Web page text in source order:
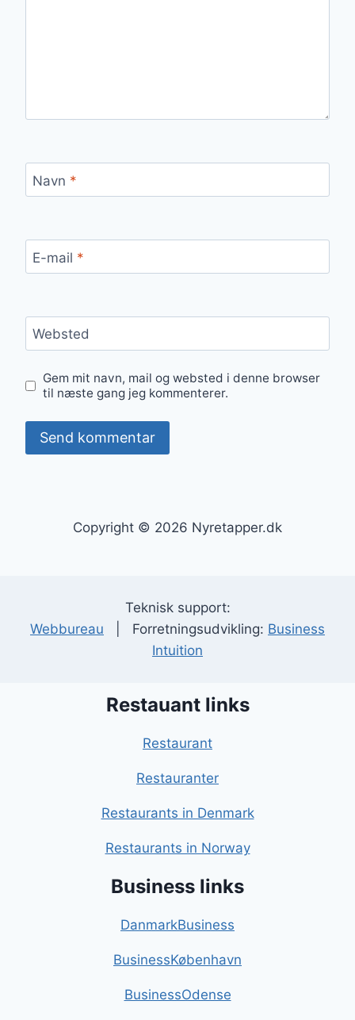
Navn *
E-mail *
Websted
Gem mit navn, mail og websted i denne browser
til næste gang jeg kommenterer.
Copyright © 2026 Nyretapper.dk
Teknisk support:
Webbureau | Forretningsudvikling: Business
Intuition
Restauant links
Restaurant
Restauranter
Restaurants in Denmark
Restaurants in Norway
Business links
DanmarkBusiness
BusinessKøbenhavn
BusinessOdense